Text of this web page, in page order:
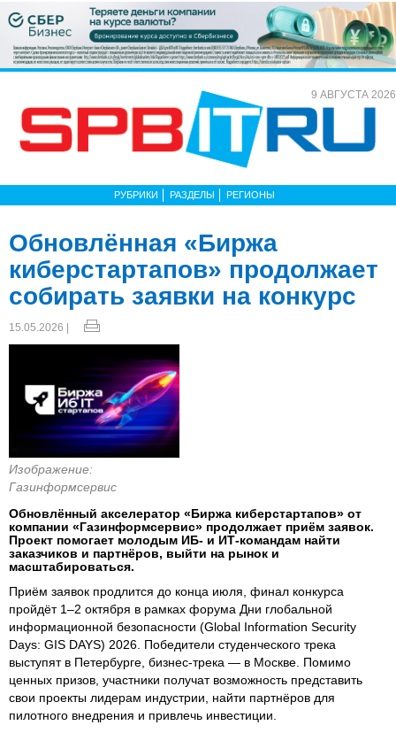
9 АВГУСТА 2026
РУБРИКИ РАЗДЕЛЫ РЕГИОНЫ
Обновлённая «Биржа
киберстартапов» продолжает
собирать заявки на конкурс
15.05.2026 |
Изображение:
Газинформсервис
Обновлённый акселератор «Биржа киберстартапов» от
компании «Газинформсервис» продолжает приём заявок.
Проект помогает молодым ИБ- и ИТ-командам найти
заказчиков и партнёров, выйти на рынок и
масштабироваться.
Приём заявок продлится до конца июля, финал конкурса
пройдёт 1–2 октября в рамках форума Дни глобальной
информационной безопасности (Global Information Security
Days: GIS DAYS) 2026. Победители студенческого трека
выступят в Петербурге, бизнес-трека — в Москве. Помимо
ценных призов, участники получат возможность представить
свои проекты лидерам индустрии, найти партнёров для
пилотного внедрения и привлечь инвестиции.